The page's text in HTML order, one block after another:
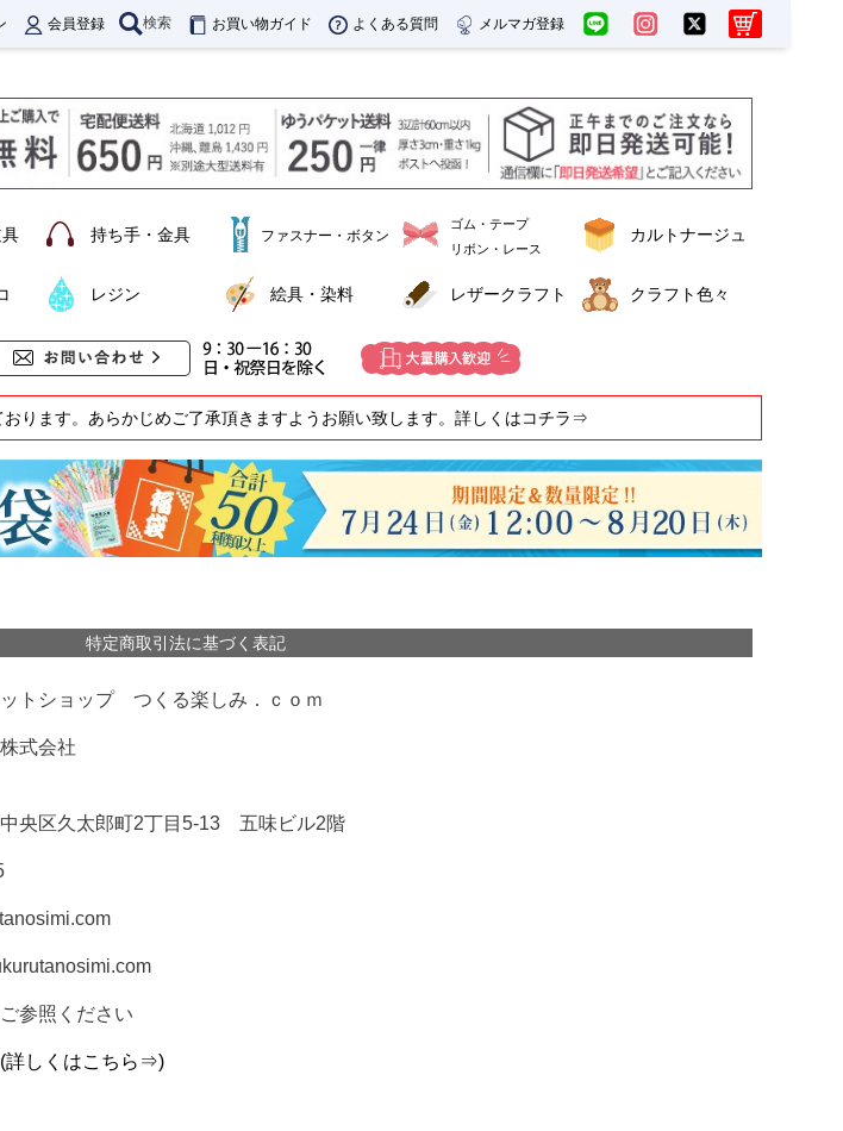
会員登録 検索 お買い物ガイド よくある質問 メルマガ登録
持ち手・金具 ファスナー・ボタン
ゴム・テープ
リボン・レース
カルトナージュ
レジン 絵具・染料 レザークラフト クラフト色々
ります。あらかじめご了承頂きますようお願い致します。詳しくはコチラ⇒
特定商取引法に基づく表記
トショップ つくる楽しみ．ｃｏｍ
式会社
央区久太郎町2丁目5-13 五味ビル2階
参照ください
詳しくはこちら⇒)